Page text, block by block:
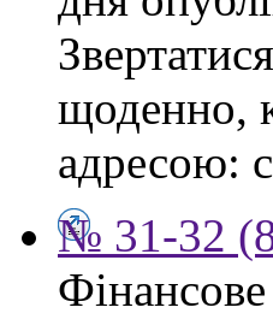
щоденно,
адресою:
№ 31-32